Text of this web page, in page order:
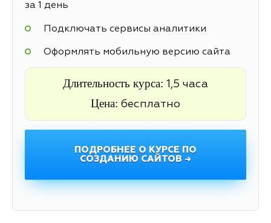
за 1 день
Подключать сервисы аналитики
Оформлять мобильную версию сайта
Длительность курса: 1,5 часа
Цена: бесплатно
ПОДРОБНЕЕ О КУРСЕ ПО
СОЗДАНИЮ САЙТОВ →